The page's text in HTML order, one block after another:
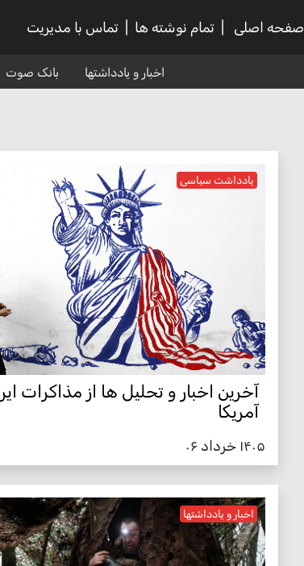
صفحه اصلی تمام نوشته ها تماس با مدیریت
اخبار و یادداشتها بانک صوت
یادداشت سیاسی
آخرین اخبار و تحلیل ها از مذاکرات
آمریکا
۱۴۰۵ خرداد ۰۶
اخبار و یادداشتها